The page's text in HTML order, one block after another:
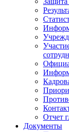
Отчет
Документы